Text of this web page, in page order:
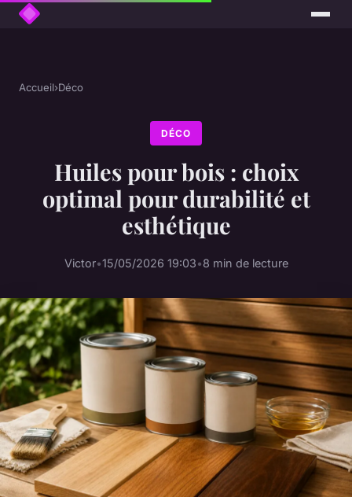
Accueil›Déco
DÉCO
Huiles pour bois : choix
optimal pour durabilité et
esthétique
Victor•15/05/2026 19:03•8 min de lecture